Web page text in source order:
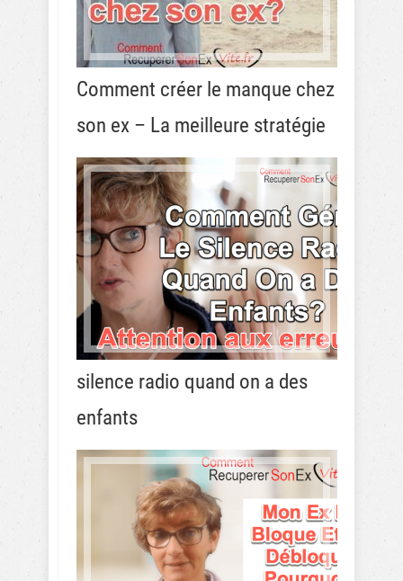
Comment créer le manque chez
son ex – La meilleure stratégie
silence radio quand on a des
enfants